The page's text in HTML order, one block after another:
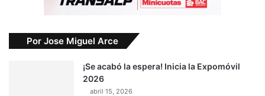
Por Jose Miguel Arce
¡Se acabó la espera! Inicia la Expomóvil
2026
abril 15, 2026